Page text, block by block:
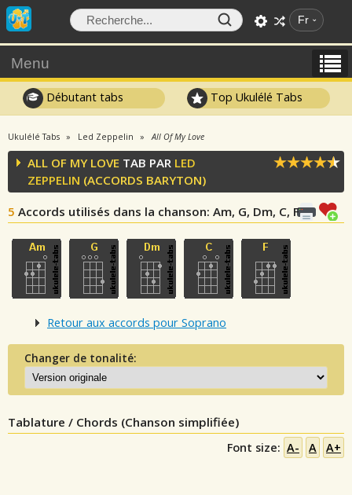
Fr
Menu
Débutant tabs Top Ukulélé Tabs
Ukulélé Tabs Led Zeppelin All Of My Love
ALL OF MY LOVE TAB PAR LED
ZEPPELIN (ACCORDS BARYTON)
5 Accords utilisés dans la chanson: Am, G, Dm, C, F
Retour aux accords pour Soprano
Changer de tonalité:
Tablature / Chords (Chanson simplifiée)
Font size: A- A A+